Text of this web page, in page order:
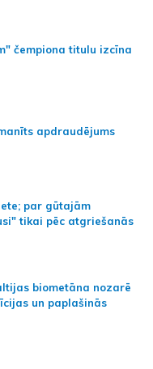
čempiona titulu izcīna
apdraudējums
par gūtajām
tikai pēc atgriešanās
biometāna nozarē
un paplašinās